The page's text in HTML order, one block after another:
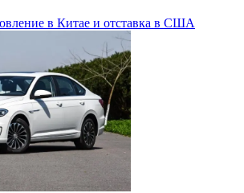
в Китае и отставка в США